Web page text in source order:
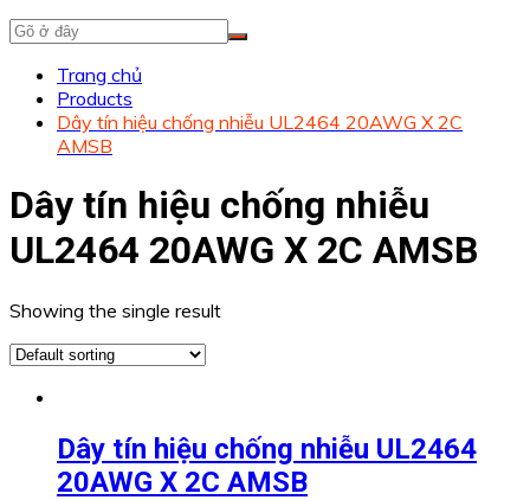
Trang chủ
Products
Dây tín hiệu chống nhiễu UL2464 20AWG X 2C
AMSB
Dây tín hiệu chống nhiễu
UL2464 20AWG X 2C AMSB
Showing the single result
Dây tín hiệu chống nhiễu UL2464
20AWG X 2C AMSB